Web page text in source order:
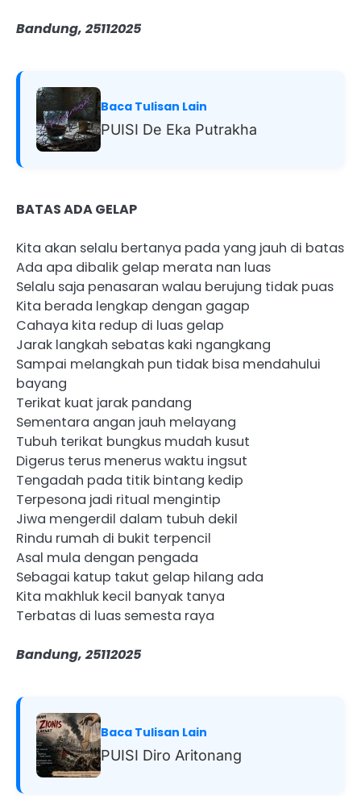
Bandung, 25112025
Baca Tulisan Lain
PUISI De Eka Putrakha
BATAS ADA GELAP
Kita akan selalu bertanya pada yang jauh di batas
Ada apa dibalik gelap merata nan luas
Selalu saja penasaran walau berujung tidak puas
Kita berada lengkap dengan gagap
Cahaya kita redup di luas gelap
Jarak langkah sebatas kaki ngangkang
Sampai melangkah pun tidak bisa mendahului
bayang
Terikat kuat jarak pandang
Sementara angan jauh melayang
Tubuh terikat bungkus mudah kusut
Digerus terus menerus waktu ingsut
Tengadah pada titik bintang kedip
Terpesona jadi ritual mengintip
Jiwa mengerdil dalam tubuh dekil
Rindu rumah di bukit terpencil
Asal mula dengan pengada
Sebagai katup takut gelap hilang ada
Kita makhluk kecil banyak tanya
Terbatas di luas semesta raya
Bandung, 25112025
Baca Tulisan Lain
PUISI Diro Aritonang